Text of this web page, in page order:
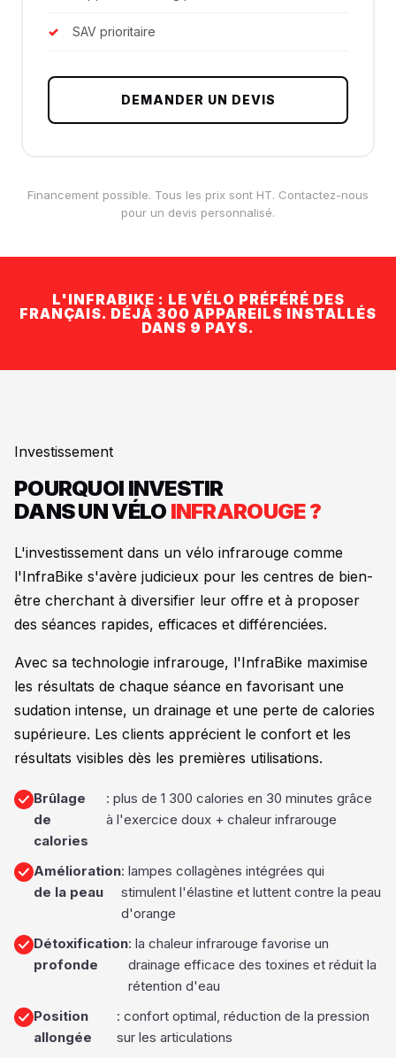
SAV prioritaire
DEMANDER UN DEVIS
Financement possible. Tous les prix sont HT. Contactez-nous
pour un devis personnalisé.
L'INFRABIKE : LE VÉLO PRÉFÉRÉ DES
FRANÇAIS. DÉJÀ 300 APPAREILS INSTALLÉS
DANS 9 PAYS.
Investissement
POURQUOI INVESTIR
DANS UN VÉLO INFRAROUGE ?
L'investissement dans un vélo infrarouge comme
l'InfraBike s'avère judicieux pour les centres de bien-
être cherchant à diversifier leur offre et à proposer
des séances rapides, efficaces et différenciées.
Avec sa technologie infrarouge, l'InfraBike maximise
les résultats de chaque séance en favorisant une
sudation intense, un drainage et une perte de calories
supérieure. Les clients apprécient le confort et les
résultats visibles dès les premières utilisations.
Brûlage
de
calories
: plus de 1 300 calories en 30 minutes grâce
à l'exercice doux + chaleur infrarouge
Amélioration
de la peau
: lampes collagènes intégrées qui
stimulent l'élastine et luttent contre la peau
d'orange
Détoxification
profonde
: la chaleur infrarouge favorise un
drainage efficace des toxines et réduit la
rétention d'eau
Position
allongée
: confort optimal, réduction de la pression
sur les articulations